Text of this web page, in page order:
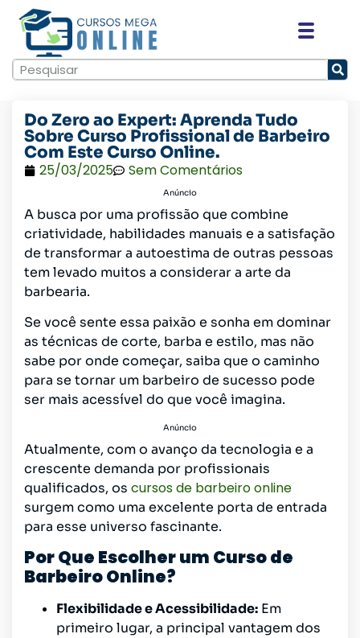
Do Zero ao Expert: Aprenda Tudo
Sobre Curso Profissional de Barbeiro
Com Este Curso Online.
25/03/2025 Sem Comentários
Anúncio
A busca por uma profissão que combine
criatividade, habilidades manuais e a satisfação
de transformar a autoestima de outras pessoas
tem levado muitos a considerar a arte da
barbearia.
Se você sente essa paixão e sonha em dominar
as técnicas de corte, barba e estilo, mas não
sabe por onde começar, saiba que o caminho
para se tornar um barbeiro de sucesso pode
ser mais acessível do que você imagina.
Anúncio
Atualmente, com o avanço da tecnologia e a
crescente demanda por profissionais
qualificados, os cursos de barbeiro online
surgem como uma excelente porta de entrada
para esse universo fascinante.
Por Que Escolher um Curso de
Barbeiro Online?
Flexibilidade e Acessibilidade: Em
primeiro lugar, a principal vantagem dos